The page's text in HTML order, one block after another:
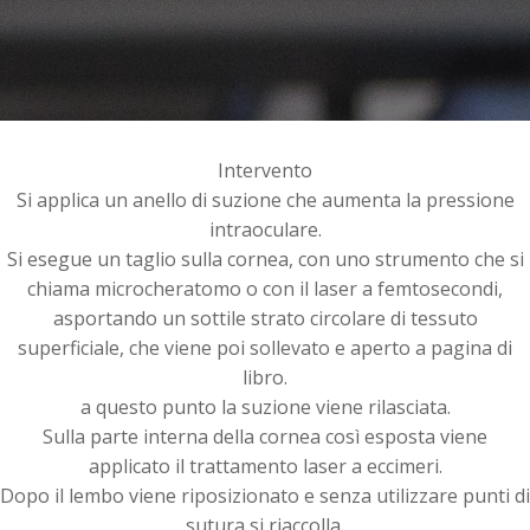
Intervento
Si applica un anello di suzione che aumenta la pressione
intraoculare.
Si esegue un taglio sulla cornea, con uno strumento che si
chiama microcheratomo o con il laser a femtosecondi,
asportando un sottile strato circolare di tessuto
superficiale, che viene poi sollevato e aperto a pagina di
libro.
a questo punto la suzione viene rilasciata.
Sulla parte interna della cornea così esposta viene
applicato il trattamento laser a eccimeri.
Dopo il lembo viene riposizionato e senza utilizzare punti di